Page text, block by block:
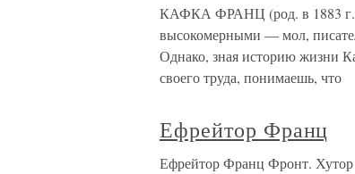
КАФКА ФРАНЦ (род. в 1883 г.
высокомерными — мол,
Однако, зная историю жизни
своего труда, понимаешь, что
Ефрейтор Франц
Ефрейтор Франц Фронт. Хутор